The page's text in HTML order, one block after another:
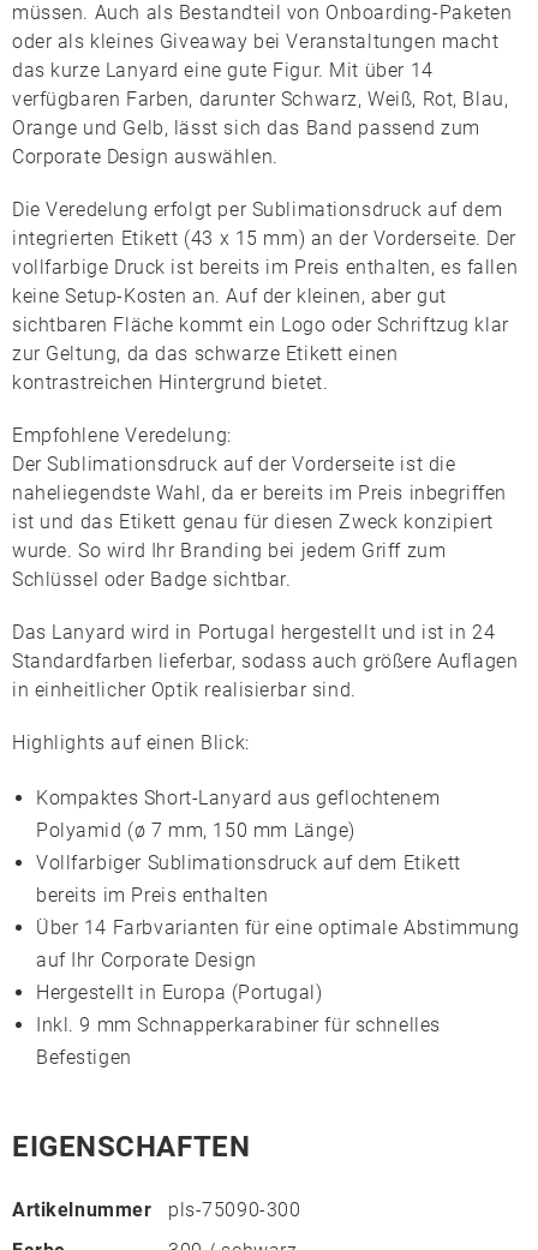
müssen. Auch als Bestandteil von Onboarding-Paketen
oder als kleines Giveaway bei Veranstaltungen macht
das kurze Lanyard eine gute Figur. Mit über 14
verfügbaren Farben, darunter Schwarz, Weiß, Rot, Blau,
Orange und Gelb, lässt sich das Band passend zum
Corporate Design auswählen.
Die Veredelung erfolgt per Sublimationsdruck auf dem
integrierten Etikett (43 x 15 mm) an der Vorderseite. Der
vollfarbige Druck ist bereits im Preis enthalten, es fallen
keine Setup-Kosten an. Auf der kleinen, aber gut
sichtbaren Fläche kommt ein Logo oder Schriftzug klar
zur Geltung, da das schwarze Etikett einen
kontrastreichen Hintergrund bietet.
Empfohlene Veredelung:
DerSublimationsdruck auf der Vorderseite ist die
naheliegendste Wahl, da er bereits im Preis inbegriffen
ist und das Etikett genau für diesen Zweck konzipiert
wurde. So wird Ihr Branding bei jedem Griff zum
Schlüssel oder Badge sichtbar.
Das Lanyard wird in Portugal hergestellt und ist in 24
Standardfarben lieferbar, sodass auch größere Auflagen
in einheitlicher Optik realisierbar sind.
Highlights auf einen Blick:
Kompaktes Short-Lanyard aus geflochtenem
Polyamid (ø 7 mm, 150 mm Länge)
Vollfarbiger Sublimationsdruck auf dem Etikett
bereits im Preis enthalten
Über 14 Farbvarianten für eine optimale Abstimmung
auf Ihr Corporate Design
Hergestellt in Europa (Portugal)
Inkl.9 mm Schnapperkarabinerfür schnelles
Befestigen
EIGENSCHAFTEN
Artikelnummer
pls-75090-300